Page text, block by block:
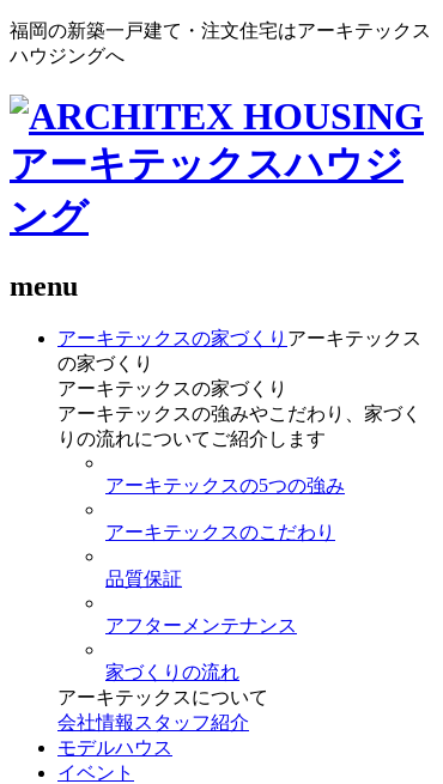
福岡の新築一戸建て・注文住宅はアーキテックス
ハウジングへ
menu
アーキテックスの家づくり アーキテックス
の家づくり
アーキテックスの家づくり
アーキテックスの強みやこだわり、家づく
りの流れについてご紹介します
アーキテックスの5つの強み
アーキテックスのこだわり
品質保証
アフターメンテナンス
家づくりの流れ
アーキテックスについて
会社情報 スタッフ紹介
モデルハウス
イベント